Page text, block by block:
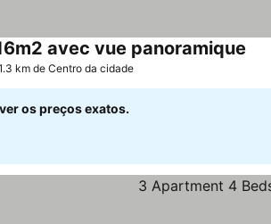
avec vue panoramique
km de Centro da cidade
os preços exatos.